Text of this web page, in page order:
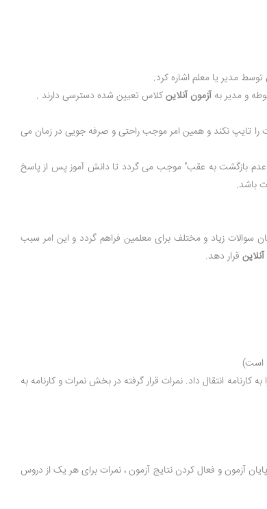
توسط مدیر یا معلم اشاره کرد.
و مدیر به آزمون آنلاینکلاس تعیین شده دسترسی دارند .
را تایپ نکند و همین امر موجب راحتی و صرفه جویی در زمان می
بازگشت به عقب" موجب می گردد تا دانش آموز پس از پاسخ
باشد.
سوالات زیاد و مختلف برای معلمین فراهم گردد و این امر سبب
قرار دهد.
است)
انتقال داد. نمرات قرار گرفته در بخش نمرات و کارنامه به
آزمون و فعال کردن نتایج آزمون ، نمرات برای هر یک از دروس